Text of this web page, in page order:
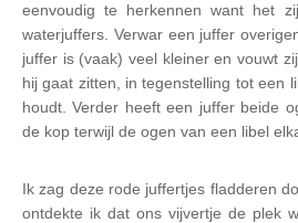
eenvoudig te herkennen want het
waterjuffers. Verwar een juffer
juffer is (vaak) veel kleiner en vouwt
hij gaat zitten, in tegenstelling tot een
houdt. Verder heeft een juffer beide
de kop terwijl de ogen van een libel
Ik zag deze rode juffertjes fladderen
ontdekte ik dat ons vijvertje de plek